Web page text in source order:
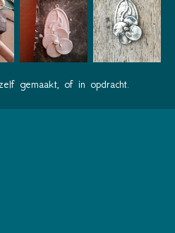
gemaakt, of in opdracht.